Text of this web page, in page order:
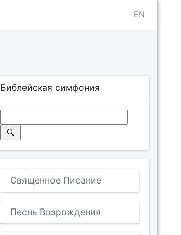
EN
Библейская симфония
Священное Писание
Песнь Возрождения